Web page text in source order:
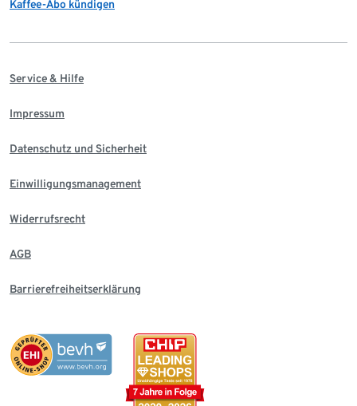
Kaffee-Abo kündigen
Service & Hilfe
Impressum
Datenschutz und Sicherheit
Einwilligungsmanagement
Widerrufsrecht
AGB
Barrierefreiheitserklärung